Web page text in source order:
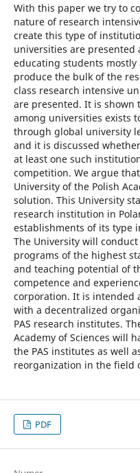
With this paper we try to
nature of research
create this type of
universities are
educating students
produce the bulk of the
class research intensive
are presented. It is
among universities exists
through global university
and it is discussed
at least one such
competition. We argue
University of the Polish
solution. This University
research institution in
establishments of its type
The University will
programs of the highest
and teaching potential of
competence and
corporation. It is intended
with a decentralized
PAS research institutes.
Academy of Sciences will
the PAS institutes as well
reorganization in the field
PDF